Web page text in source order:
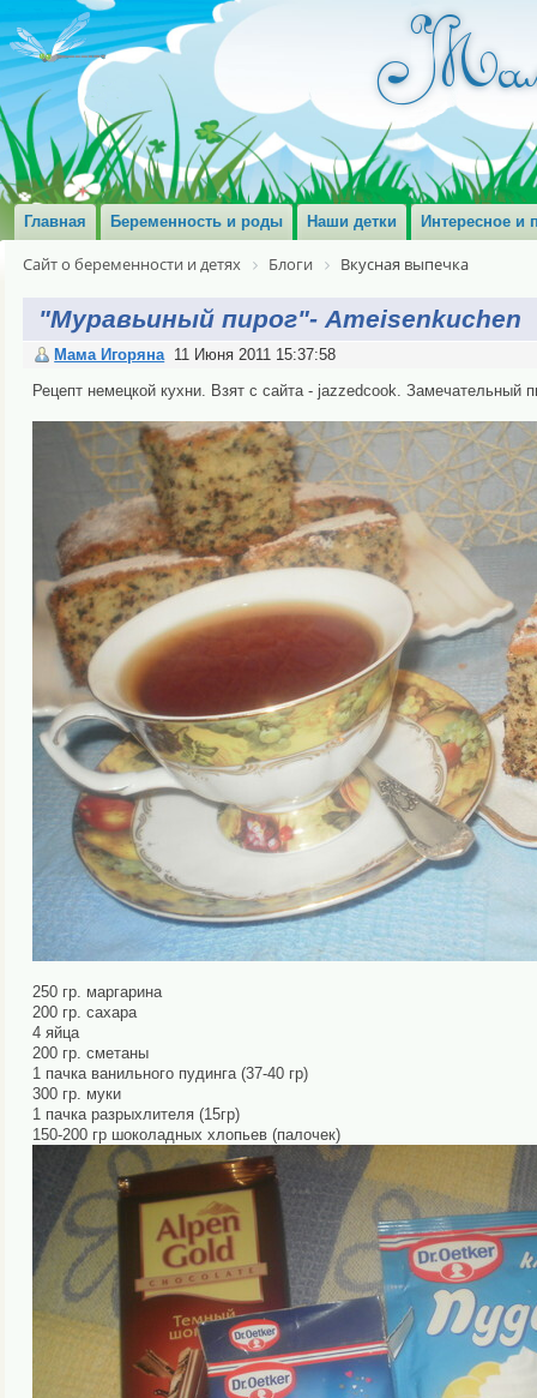
Главная Беременность и роды Наши детки Интересное и
Сайт о беременности и детях Блоги Вкусная выпечка
"Муравьиный пирог"- Ameisenkuchen
Мама Игоряна 11 Июня 2011 15:37:58
Рецепт немецкой кухни. Взят с сайта - jazzedcook. Замечательный
250 гр. маргарина
200 гр. сахара
4 яйца
200 гр. сметаны
1 пачка ванильного пудинга (37-40 гр)
300 гр. муки
1 пачка разрыхлителя (15гр)
150-200 гр шоколадных хлопьев (палочек)